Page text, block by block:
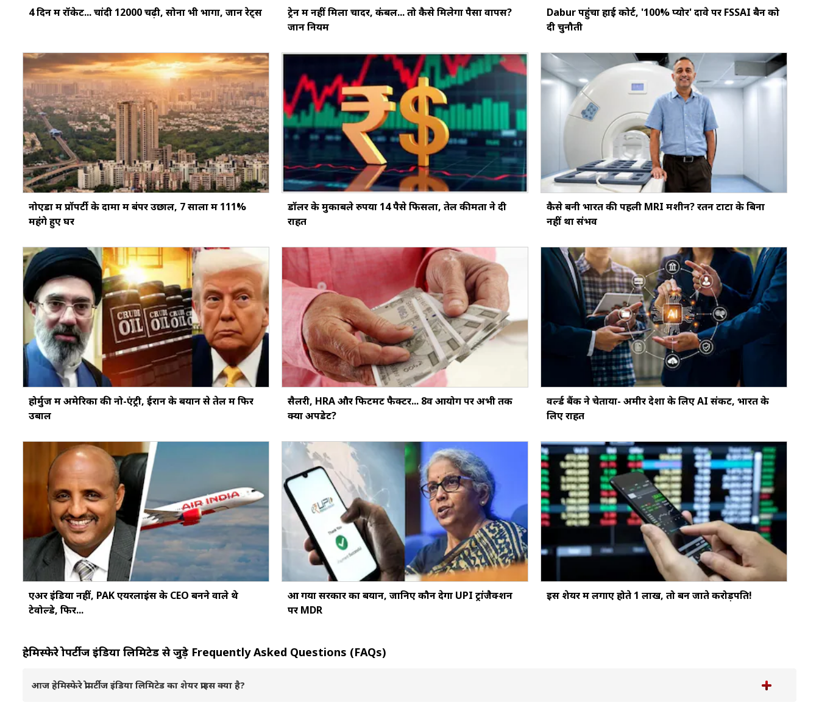
4 दिन में रॉकेट... चांदी ₹12000 चढ़ी, सोना भी भागा, जानें रेट्स
ट्रेन में नहीं मिला चादर, कंबल... तो कैसे मिलेगा पैसा वापस?
जानें नियम
Dabur पहुंचा हाई कोर्ट, '100% प्योर' दावे पर FSSAI बैन को
दी चुनौती
नोएडा में प्रॉपर्टी के दामों में बंपर उछाल, 7 सालों में 111%
महंगे हुए घर
डॉलर के मुकाबले रुपया 14 पैसे फिसला, तेल कीमतों ने दी
राहत
कैसे बनी भारत की पहली MRI मशीन? रतन टाटा के बिना
नहीं था संभव
होर्मुज में अमेरिका की नो-एंट्री, ईरान के बयान से तेल में फिर
उबाल
सैलरी, HRA और फिटमेंट फैक्‍टर... 8वें आयोग पर अभी तक
क्‍या अपडेट?
वर्ल्ड बैंक ने चेताया- अमीर देशों के लिए AI संकट, भारत के
लिए राहत
एअर इंडिया नहीं, PAK एयरलाइंस के CEO बनने वाले थे
टेवोल्डे, फिर...
आ गया सरकार का बयान, जानिए कौन देगा UPI ट्रांजैक्शन
पर MDR
इस शेयर में लगाए होते ₹1 लाख, तो बन जाते करोड़पति!
हेमिस्फेरे प्रोपर्टीज इंडिया लिमिटेड से जुड़े Frequently Asked Questions (FAQs)
आज हेमिस्फेरे प्रोपर्टीज इंडिया लिमिटेड का शेयर प्राइस क्या है?